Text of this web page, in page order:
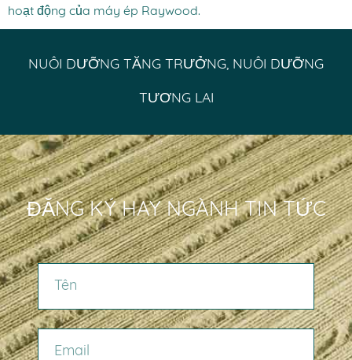
hoạt động của máy ép Raywood.
NUÔI DƯỠNG TĂNG TRƯỞNG, NUÔI DƯỠNG
TƯƠNG LAI
ĐĂNG KÝ HAY NGÀNH TIN TỨC
TÊN
EMAIL